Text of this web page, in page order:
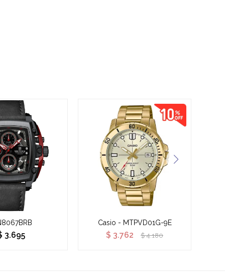
3.695
Casio - MTPVD01G-9E
$ 3.762 $ 4.180